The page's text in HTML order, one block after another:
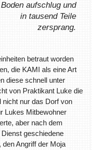
Boden aufschlug und
in tausend Teile
zersprang.
betraut worden
die KAMI als eine Art
diese schnell unter
von Praktikant Luke die
nicht nur das Dorf von
Lukes Mitbewohner
aber nach dem
geschiedene
Angriff der Moja